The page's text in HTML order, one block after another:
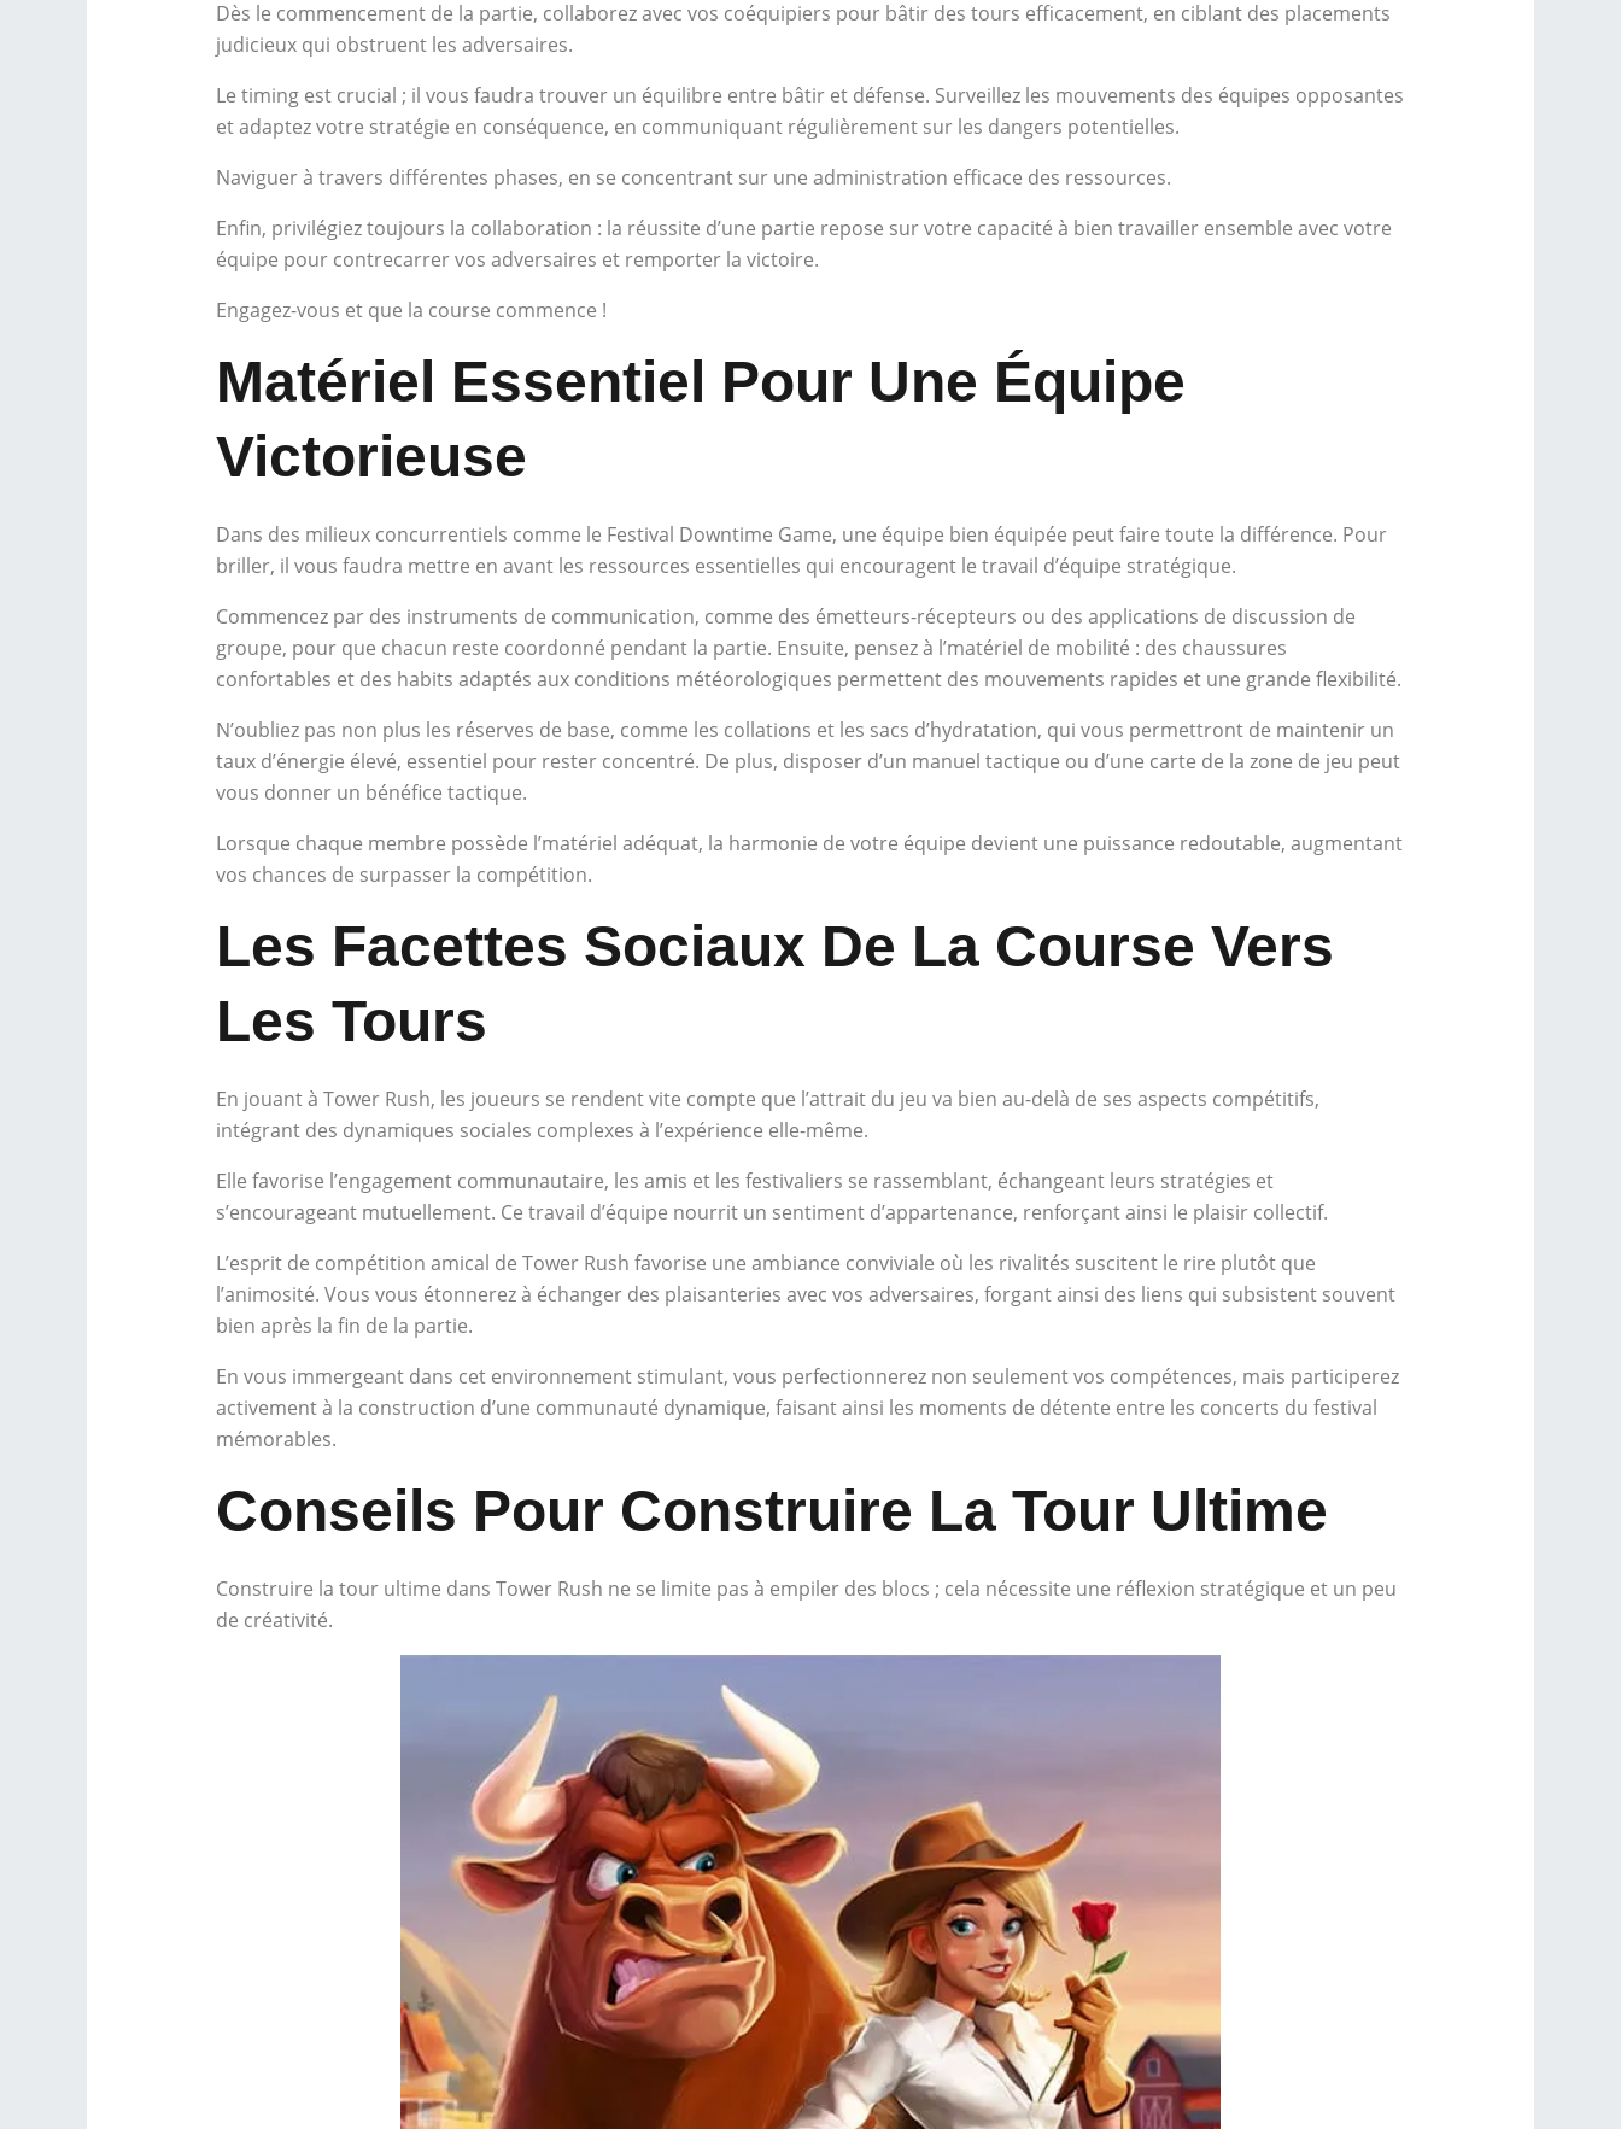
Dès le commencement de la partie, collaborez avec vos coéquipiers pour bâtir des tours efficacement, en ciblant des placements
judicieux qui obstruent les adversaires.
Le timing est crucial ; il vous faudra trouver un équilibre entre bâtir et défense. Surveillez les mouvements des équipes opposantes
et adaptez votre stratégie en conséquence, en communiquant régulièrement sur les dangers potentielles.
Naviguer à travers différentes phases, en se concentrant sur une administration efficace des ressources.
Enfin, privilégiez toujours la collaboration : la réussite d’une partie repose sur votre capacité à bien travailler ensemble avec votre
équipe pour contrecarrer vos adversaires et remporter la victoire.
Engagez-vous et que la course commence !
Matériel Essentiel Pour Une Équipe
Victorieuse
Dans des milieux concurrentiels comme le Festival Downtime Game, une équipe bien équipée peut faire toute la différence. Pour
briller, il vous faudra mettre en avant les ressources essentielles qui encouragent le travail d’équipe stratégique.
Commencez par des instruments de communication, comme des émetteurs-récepteurs ou des applications de discussion de
groupe, pour que chacun reste coordonné pendant la partie. Ensuite, pensez à l’matériel de mobilité : des chaussures
confortables et des habits adaptés aux conditions météorologiques permettent des mouvements rapides et une grande flexibilité.
N’oubliez pas non plus les réserves de base, comme les collations et les sacs d’hydratation, qui vous permettront de maintenir un
taux d’énergie élevé, essentiel pour rester concentré. De plus, disposer d’un manuel tactique ou d’une carte de la zone de jeu peut
vous donner un bénéfice tactique.
Lorsque chaque membre possède l’matériel adéquat, la harmonie de votre équipe devient une puissance redoutable, augmentant
vos chances de surpasser la compétition.
Les Facettes Sociaux De La Course Vers
Les Tours
En jouant à Tower Rush, les joueurs se rendent vite compte que l’attrait du jeu va bien au-delà de ses aspects compétitifs,
intégrant des dynamiques sociales complexes à l’expérience elle-même.
Elle favorise l’engagement communautaire, les amis et les festivaliers se rassemblant, échangeant leurs stratégies et
s’encourageant mutuellement. Ce travail d’équipe nourrit un sentiment d’appartenance, renforçant ainsi le plaisir collectif.
L’esprit de compétition amical de Tower Rush favorise une ambiance conviviale où les rivalités suscitent le rire plutôt que
l’animosité. Vous vous étonnerez à échanger des plaisanteries avec vos adversaires, forgant ainsi des liens qui subsistent souvent
bien après la fin de la partie.
En vous immergeant dans cet environnement stimulant, vous perfectionnerez non seulement vos compétences, mais participerez
activement à la construction d’une communauté dynamique, faisant ainsi les moments de détente entre les concerts du festival
mémorables.
Conseils Pour Construire La Tour Ultime
Construire la tour ultime dans Tower Rush ne se limite pas à empiler des blocs ; cela nécessite une réflexion stratégique et un peu
de créativité.